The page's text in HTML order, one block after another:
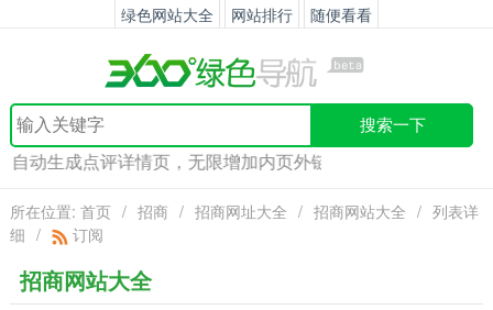
绿色网站大全 网站排行 随便看看
搜索一下
自动生成点评详情页，无限增加内页外链！快来
所在位置: 首页 / 招商 / 招商网址大全 / 招商网站大全 / 列表详
细 / 订阅
招商网站大全